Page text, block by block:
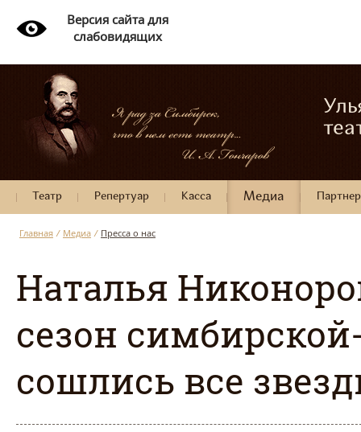
Версия сайта для
слабовидящих
Театр Репертуар Касса Медиа
Главная / Медиа / Пресса о нас
Наталья
сезон
сошлись все